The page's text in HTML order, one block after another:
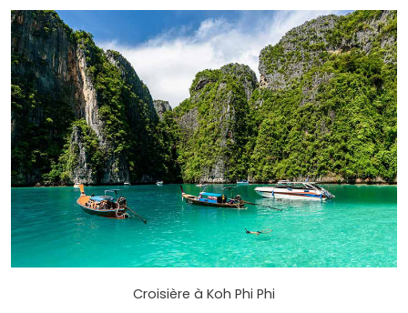
Croisière à Koh Phi Phi